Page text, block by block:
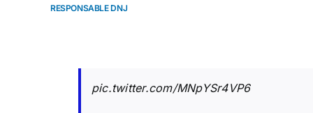
RESPONSABLE DNJ
pic.twitter.com/MNpYSr4VP6